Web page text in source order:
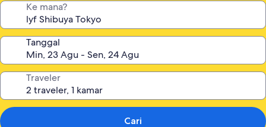
Ke mana?
Tanggal
Traveler
Cari